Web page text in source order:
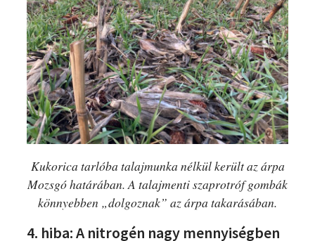
Kukorica tarlóba talajmunka nélkül került az árpa
Mozsgó határában. A talajmenti szaprotróf gombák
könnyebben „dolgoznak” az árpa takarásában.
4. hiba: A nitrogén nagy mennyiségben